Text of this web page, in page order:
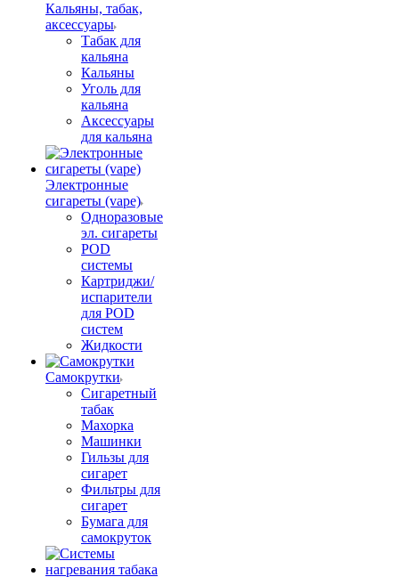
Кальяны, табак,
аксессуары
Табак для
кальяна
Кальяны
Уголь для
кальяна
Аксессуары
для кальяна
Электронные
сигареты (vape)
Одноразовые
эл. сигареты
POD
системы
Картриджи/
испарители
для POD
систем
Жидкости
Самокрутки
Сигаретный
табак
Махорка
Машинки
Гильзы для
сигарет
Фильтры для
сигарет
Бумага для
самокруток